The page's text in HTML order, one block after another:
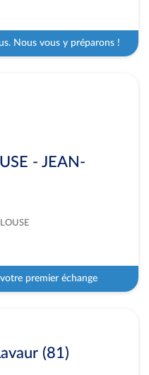
Nous vous y préparons !
- JEAN-
premier échange
(81)